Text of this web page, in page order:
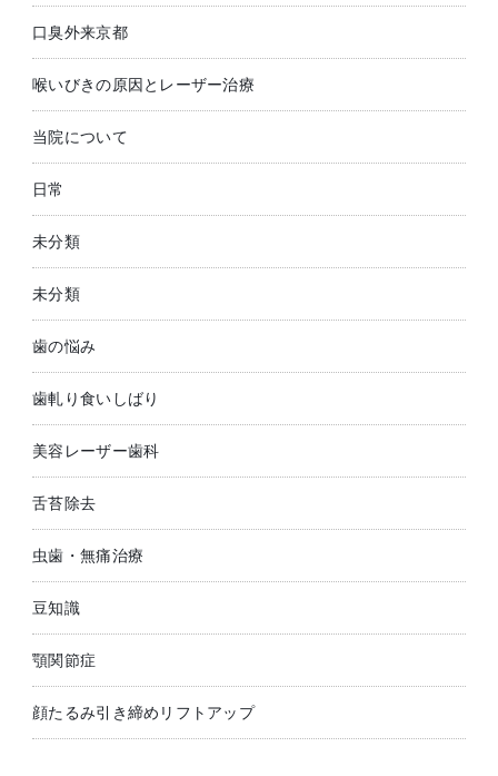
口臭外来京都
喉いびきの原因とレーザー治療
当院について
日常
未分類
未分類
歯の悩み
歯軋り食いしばり
美容レーザー歯科
舌苔除去
虫歯・無痛治療
豆知識
顎関節症
顔たるみ引き締めリフトアップ